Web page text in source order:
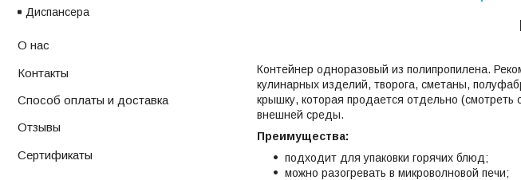
Контейнер одноразовый из полипропилена.
кулинарных изделий, творога, сметаны,
крышку, которая продается отдельно
внешней среды.
Преимущества:
подходит для упаковки горячих блюд;
можно разогревать в микроволновой печи;
Диспансера
О нас
Контакты
Способ оплаты и доставка
Отзывы
Сертификаты